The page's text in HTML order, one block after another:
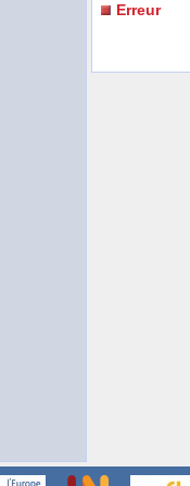
Erreur